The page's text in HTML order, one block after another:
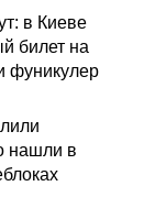
в Киеве
билет на
фуникулер
нашли в